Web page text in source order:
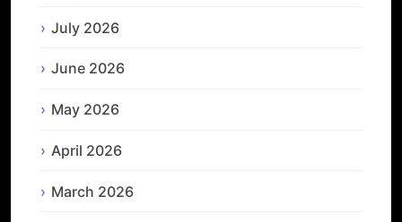
July 2026
June 2026
May 2026
April 2026
March 2026